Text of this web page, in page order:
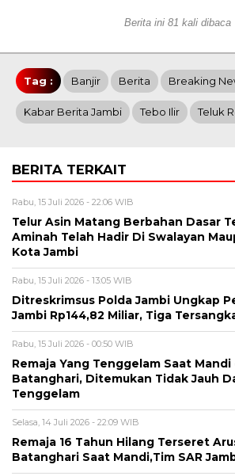
Berita ini 81 kali dibaca
Tag : Banjir Berita Breaking
Kabar Berita Jambi Tebo Ilir Teluk
BERITA TERKAIT
Rabu, 15 Juli 2026 - 22:06 WIB
Telur Asin Matang Berbahan Dasar
Aminah Telah Hadir Di Swalayan
Kota Jambi
Rabu, 15 Juli 2026 - 13:05 WIB
Ditreskrimsus Polda Jambi Ungkap
Jambi Rp144,82 Miliar, Tiga
Rabu, 15 Juli 2026 - 00:50 WIB
Remaja Yang Tenggelam Saat Mandi
Batanghari, Ditemukan Tidak Jauh
Tenggelam
Selasa, 14 Juli 2026 - 22:09 WIB
Remaja 16 Tahun Hilang Terseret
Batanghari Saat Mandi,Tim SAR